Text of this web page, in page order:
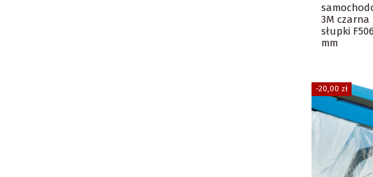
3M czarna
słupki
mm
-20,00 zł